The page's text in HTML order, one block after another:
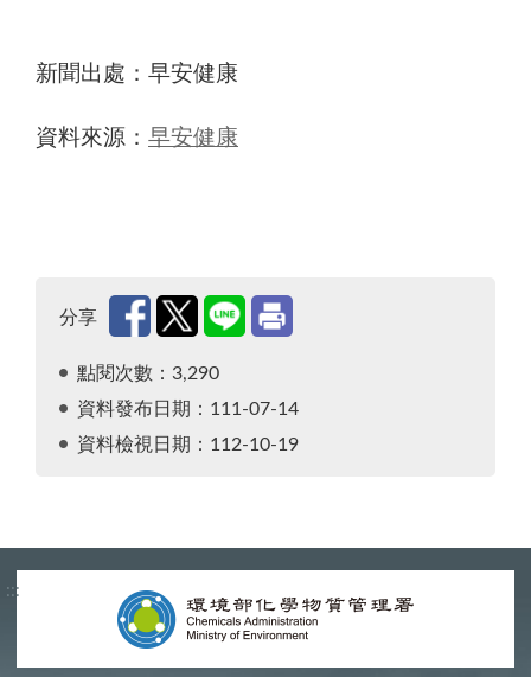
新聞出處：早安健康
資料來源： 早安健康
分享
點閱次數：3,290
資料發布日期：111-07-14
資料檢視日期：112-10-19
:::